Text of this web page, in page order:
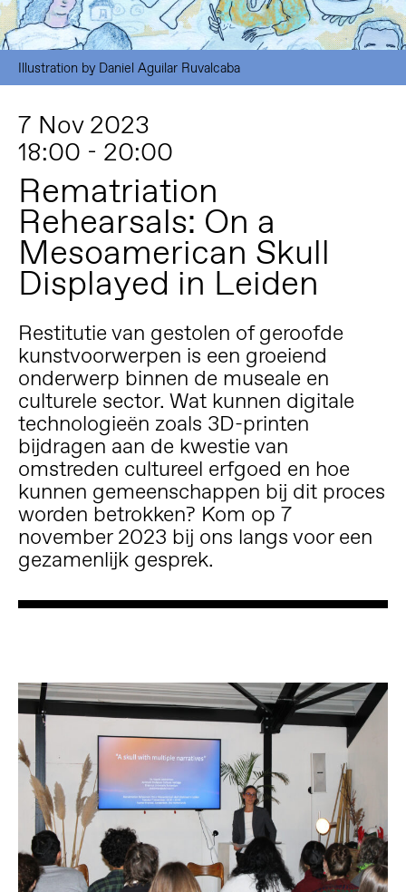
Illustration by Daniel Aguilar Ruvalcaba
7 Nov 2023
18:00 - 20:00
Rematriation
Rehearsals: On a
Mesoamerican Skull
Displayed in Leiden
Restitutie van gestolen of geroofde
kunstvoorwerpen is een groeiend
onderwerp binnen de museale en
culturele sector. Wat kunnen digitale
technologieën zoals 3D-printen
bijdragen aan de kwestie van
omstreden cultureel erfgoed en hoe
kunnen gemeenschappen bij dit proces
worden betrokken? Kom op 7
november 2023 bij ons langs voor een
gezamenlijk gesprek.